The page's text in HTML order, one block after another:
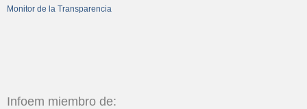
Monitor de la Transparencia
Infoem miembro de: